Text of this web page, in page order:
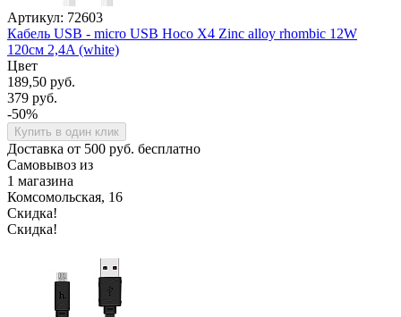
Артикул: 72603
Кабель USB - micro USB Hoco X4 Zinc alloy rhombic 12W
120см 2,4A (white)
Цвет
189,50 руб.
379 руб.
-50%
Купить в один клик
Доставка от 500 руб. бесплатно
Самовывоз из
1 магазина
Комсомольская, 16
Скидка!
Скидка!